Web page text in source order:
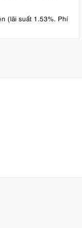
(lãi suất 1.53%. Phí